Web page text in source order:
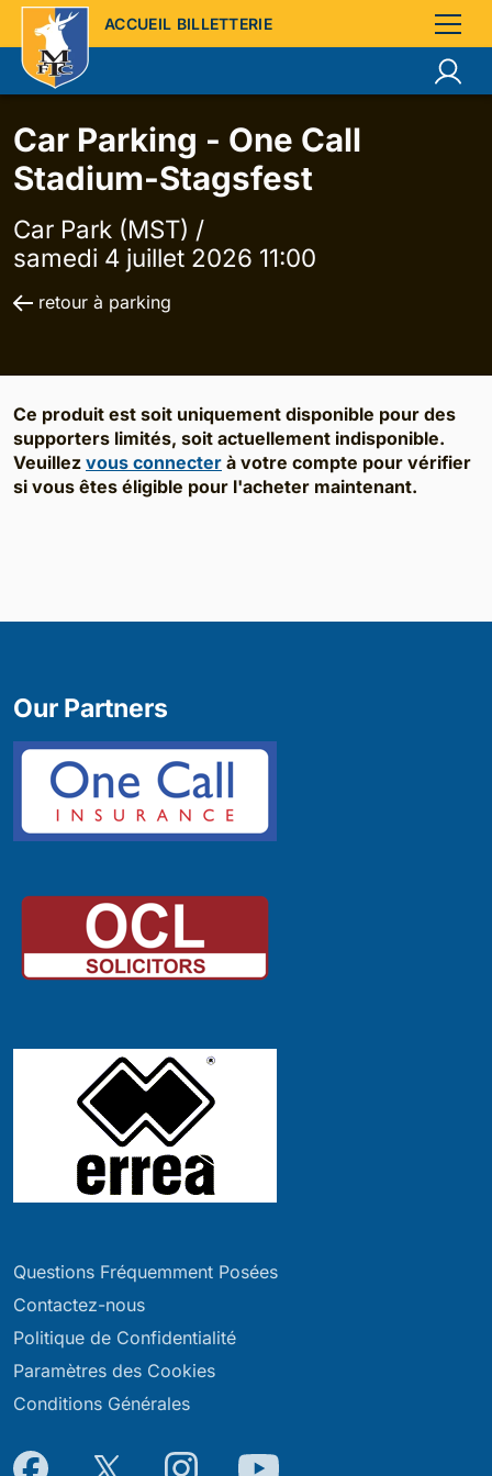
ACCUEIL BILLETTERIE
Car Parking - One Call
Stadium-Stagsfest
Car Park (MST) /
samedi 4 juillet 2026 11:00
retour à parking
Ce produit est soit uniquement disponible pour des
supporters limités, soit actuellement indisponible.
Veuillez vous connecter à votre compte pour vérifier
si vous êtes éligible pour l'acheter maintenant.
Questions Fréquemment Posées
Contactez-nous
Politique de Confidentialité
Paramètres des Cookies
Conditions Générales
Our Partners